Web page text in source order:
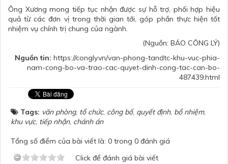
Ông Xương mong tiếp tục nhận được sự hỗ trợ, phối hợp hiệu
quả từ các đơn vị trong thời gian tới, góp phần thực hiện tốt
nhiệm vụ chính trị chung của ngành.
(Nguồn: BÁO CÔNG LÝ)
Nguồn tin: https://congly.vn/van-phong-tandtc-khu-vuc-phia-
nam-cong-bo-va-trao-cac-quyet-dinh-cong-tac-can-bo-
487439.html
Tags: văn phòng, tổ chức, công bố, quyết định, bổ nhiệm,
khu vực, tiếp nhận, chánh án
Tổng số điểm của bài viết là: 0 trong 0 đánh giá
Click để đánh giá bài viết